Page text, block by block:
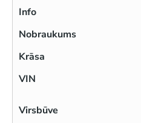
Info
Nobraukums
Krāsa
VIN
Virsbūve